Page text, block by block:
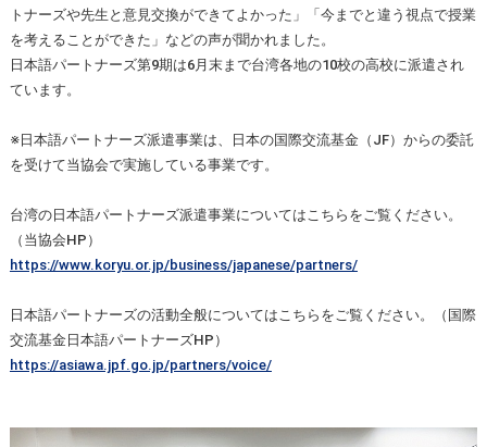
トナーズや先生と意見交換ができてよかった」「今までと違う視点で授業
を考えることができた」などの声が聞かれました。
日本語パートナーズ第9期は6月末まで台湾各地の10校の高校に派遣され
ています。
※日本語パートナーズ派遣事業は、日本の国際交流基金（JF）からの委託
を受けて当協会で実施している事業です。
台湾の日本語パートナーズ派遣事業についてはこちらをご覧ください。
（当協会HP）
https://www.koryu.or.jp/business/japanese/partners/
日本語パートナーズの活動全般についてはこちらをご覧ください。（国際
交流基金日本語パートナーズHP）
https://asiawa.jpf.go.jp/partners/voice/